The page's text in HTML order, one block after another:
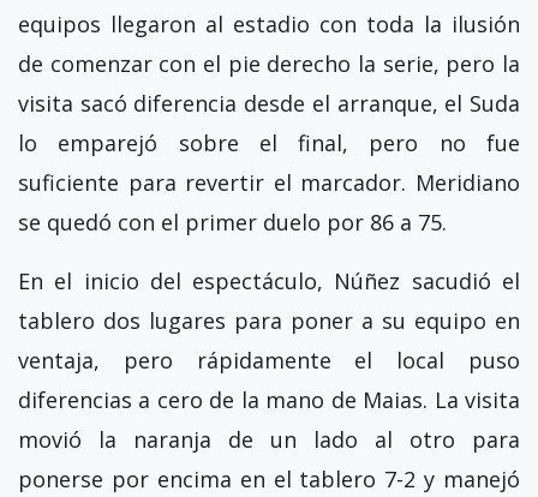
equipos llegaron al estadio con toda la ilusión
de comenzar con el pie derecho la serie, pero la
visita sacó diferencia desde el arranque, el Suda
lo emparejó sobre el final, pero no fue
suficiente para revertir el marcador. Meridiano
se quedó con el primer duelo por 86 a 75.
En el inicio del espectáculo, Núñez sacudió el
tablero dos lugares para poner a su equipo en
ventaja, pero rápidamente el local puso
diferencias a cero de la mano de Maias. La visita
movió la naranja de un lado al otro para
ponerse por encima en el tablero 7-2 y manejó